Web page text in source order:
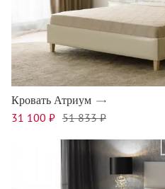
Кровать Атриум
31 100 ₽ 51 833 ₽